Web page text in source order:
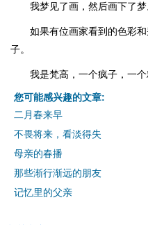
我梦见了画，然后画下了梦
如果有位画家看到的色彩
子。
我是梵高，一个疯子，一个
您可能感兴趣的文章:
二月春来早
不畏将来，看淡得失
母亲的春播
那些渐行渐远的朋友
记忆里的父亲